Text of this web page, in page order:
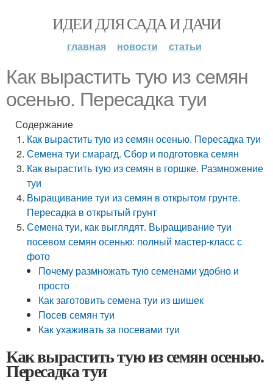
ИДЕИ ДЛЯ САДА И ДАЧИ
главная новости статьи
Как вырастить тую из семян
осенью. Пересадка туи
Содержание
Как вырастить тую из семян осенью. Пересадка туи
Семена туи смарагд. Сбор и подготовка семян
Как вырастить тую из семян в горшке. Размножение
туи
Выращивание туи из семян в открытом грунте.
Пересадка в открытый грунт
Семена туи, как выглядят. Выращивание туи
посевом семян осенью: полный мастер-класс с
фото
Почему размножать тую семенами удобно и
просто
Как заготовить семена туи из шишек
Посев семян туи
Как ухаживать за посевами туи
Как вырастить тую из семян осенью.
Пересадка туи